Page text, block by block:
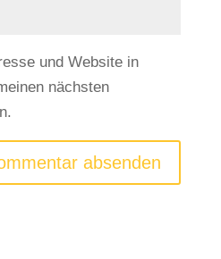
und Website in
nächsten